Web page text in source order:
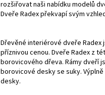
rozšiřovat naši nabídku modelů
Dveře Radex překvapí svým
Dřevěné interiérové dveře Radex
příznivou cenou. Dveře Radex z
borovicového dřeva. Rámy dveří
borovicové desky se suky.
desky.